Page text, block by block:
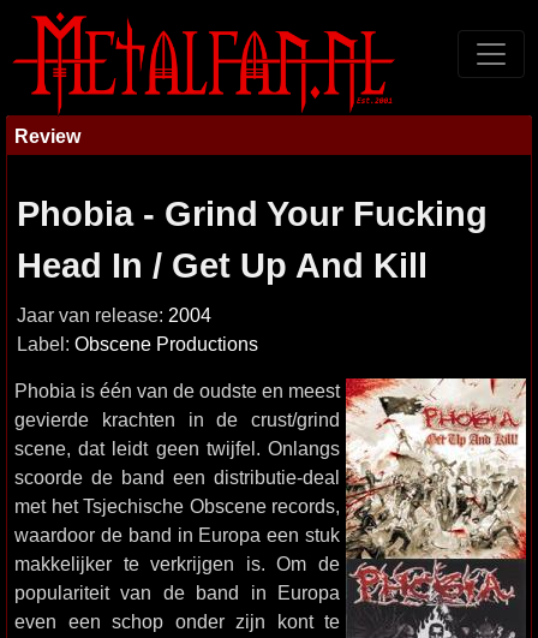
Review
Phobia - Grind Your Fucking
Head In / Get Up And Kill
Jaar van release: 2004
Label: Obscene Productions
Phobia is één van de oudste en meest
gevierde krachten in de crust/grind
scene, dat leidt geen twijfel. Onlangs
scoorde de band een distributie-deal
met het Tsjechische Obscene records,
waardoor de band in Europa een stuk
makkelijker te verkrijgen is. Om de
populariteit van de band in Europa
even een schop onder zijn kont te